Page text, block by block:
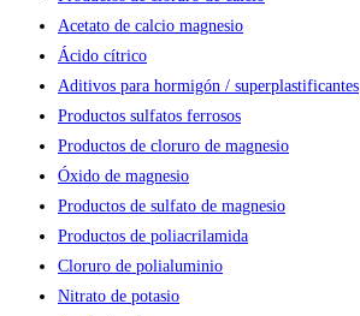
Acetato de calcio magnesio
Ácido cítrico
Aditivos para hormigón / superplastificantes
Productos sulfatos ferrosos
Productos de cloruro de magnesio
Óxido de magnesio
Productos de sulfato de magnesio
Productos de poliacrilamida
Cloruro de polialuminio
Nitrato de potasio